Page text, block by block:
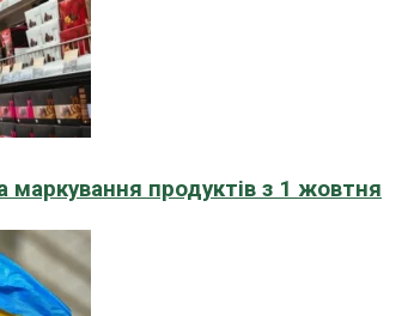
маркування продуктів з 1 жовтня